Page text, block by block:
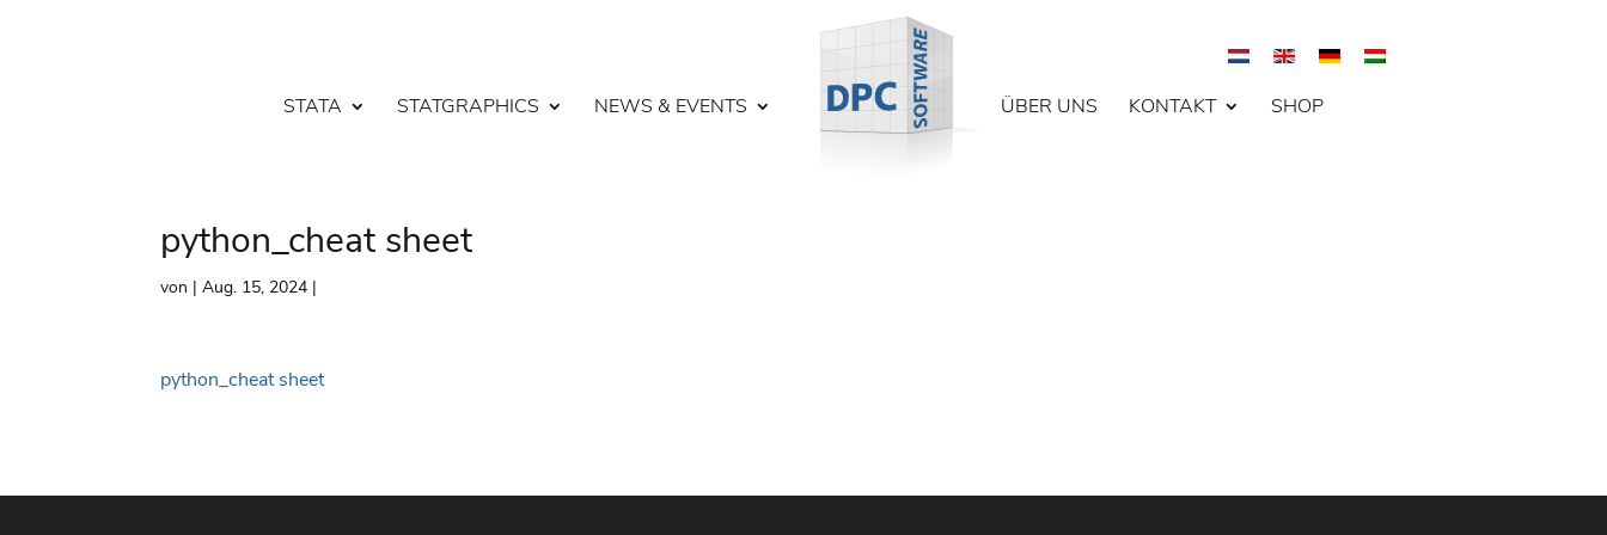
STATA STATGRAPHICS NEWS & EVENTS ÜBER UNS KONTAKT SHOP
python_cheat sheet
von |Aug. 15, 2024 |
python_cheat sheet